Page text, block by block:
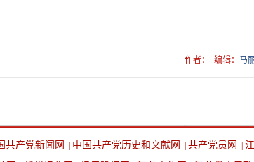
作者： 编辑： 马
共产党新闻网 中国共产党历史和文献网 共产党员网